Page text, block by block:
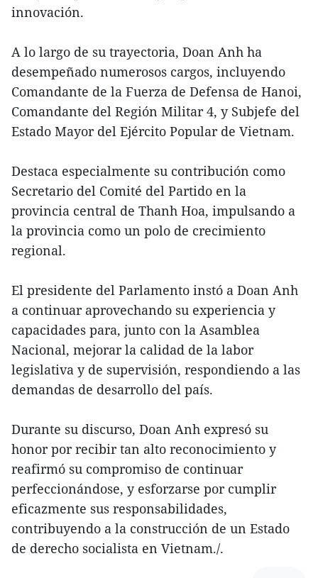
innovación.
A lo largo de su trayectoria, Doan Anh ha
desempeñado numerosos cargos, incluyendo
Comandante de la Fuerza de Defensa de Hanoi,
Comandante del Región Militar 4, y Subjefe del
Estado Mayor del Ejército Popular de Vietnam.
Destaca especialmente su contribución como
Secretario del Comité del Partido en la
provincia central de Thanh Hoa, impulsando a
la provincia como un polo de crecimiento
regional.
El presidente del Parlamento instó a Doan Anh
a continuar aprovechando su experiencia y
capacidades para, junto con la Asamblea
Nacional, mejorar la calidad de la labor
legislativa y de supervisión, respondiendo a las
demandas de desarrollo del país.
Durante su discurso, Doan Anh expresó su
honor por recibir tan alto reconocimiento y
reafirmó su compromiso de continuar
perfeccionándose, y esforzarse por cumplir
eficazmente sus responsabilidades,
contribuyendo a la construcción de un Estado
de derecho socialista en Vietnam./.